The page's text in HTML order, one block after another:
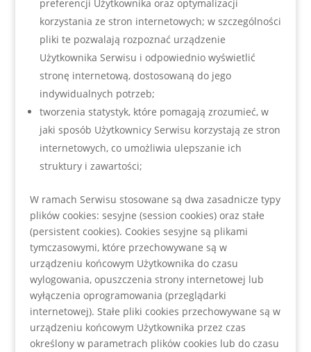
preferencji Użytkownika oraz optymalizacji
korzystania ze stron internetowych; w szczególności
pliki te pozwalają rozpoznać urządzenie
Użytkownika Serwisu i odpowiednio wyświetlić
stronę internetową, dostosowaną do jego
indywidualnych potrzeb;
tworzenia statystyk, które pomagają zrozumieć, w
jaki sposób Użytkownicy Serwisu korzystają ze stron
internetowych, co umożliwia ulepszanie ich
struktury i zawartości;
W ramach Serwisu stosowane są dwa zasadnicze typy
plików cookies: sesyjne (session cookies) oraz stałe
(persistent cookies). Cookies sesyjne są plikami
tymczasowymi, które przechowywane są w
urządzeniu końcowym Użytkownika do czasu
wylogowania, opuszczenia strony internetowej lub
wyłączenia oprogramowania (przeglądarki
internetowej). Stałe pliki cookies przechowywane są w
urządzeniu końcowym Użytkownika przez czas
określony w parametrach plików cookies lub do czasu